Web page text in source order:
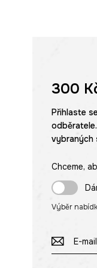
300
Přihlaste
vybraných
Chceme,
Výběr